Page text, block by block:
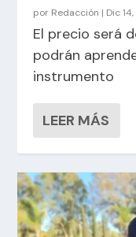
por Redacción | Dic
El precio será
podrán
instrumento
LEER MÁS